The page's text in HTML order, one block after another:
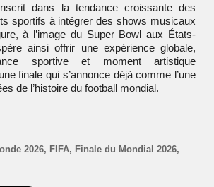
dans la tendance croissante des
sportifs à intégrer des shows musicaux
à l’image du Super Bowl aux États-
ainsi offrir une expérience globale,
sportive et moment artistique
finale qui s’annonce déjà comme l’une
de l’histoire du football mondial.
2026, FIFA, Finale du Mondial 2026,